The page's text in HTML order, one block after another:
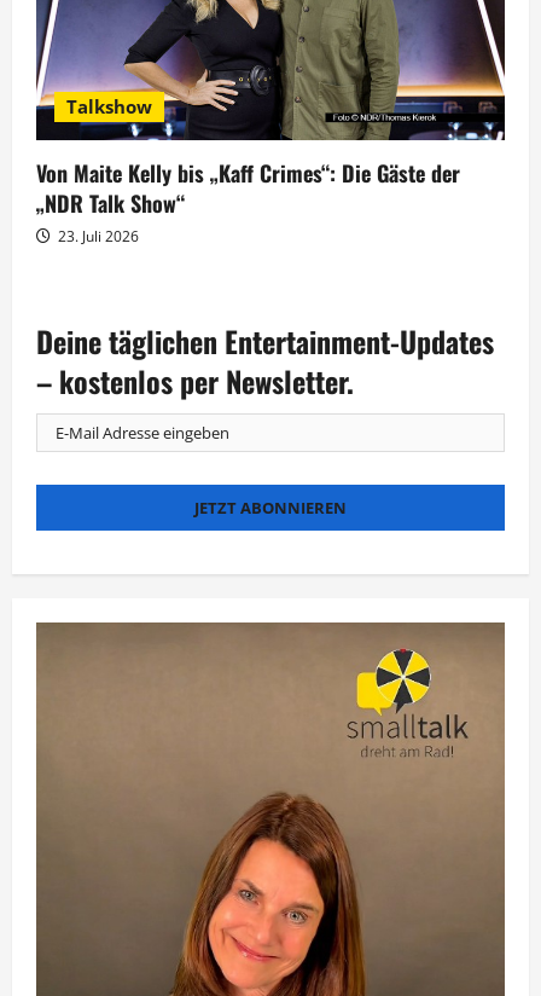
Talkshow
Von Maite Kelly bis „Kaff Crimes“: Die Gäste der
„NDR Talk Show“
23. Juli 2026
Deine täglichen Entertainment-Updates
– kostenlos per Newsletter.